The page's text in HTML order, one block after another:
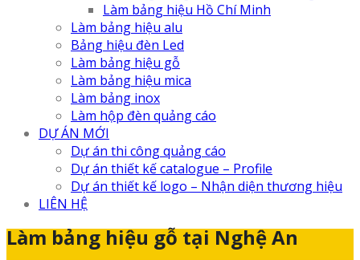
Làm bảng hiệu Hồ Chí Minh
Làm bảng hiệu alu
Bảng hiệu đèn Led
Làm bảng hiệu gỗ
Làm bảng hiệu mica
Làm bảng inox
Làm hộp đèn quảng cáo
DỰ ÁN MỚI
Dự án thi công quảng cáo
Dự án thiết kế catalogue – Profile
Dự án thiết kế logo – Nhận diện thương hiệu
LIÊN HỆ
Làm bảng hiệu gỗ tại Nghệ An